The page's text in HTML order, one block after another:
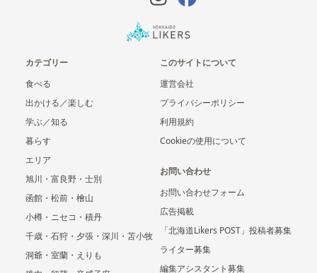
カテゴリー
食べる
出かける／楽しむ
学ぶ／知る
暮らす
エリア
旭川・富良野・士別
函館・松前・檜山
小樽・ニセコ・積丹
千歳・石狩・夕張・深川・苫小牧
洞爺・室蘭・えりも
このサイトについて
運営会社
プライバシーポリシー
利用規約
Cookieの使用について
お問い合わせ
お問い合わせフォーム
広告掲載
「北海道Likers POST」投稿者募集
ライター募集
編集アシスタント募集